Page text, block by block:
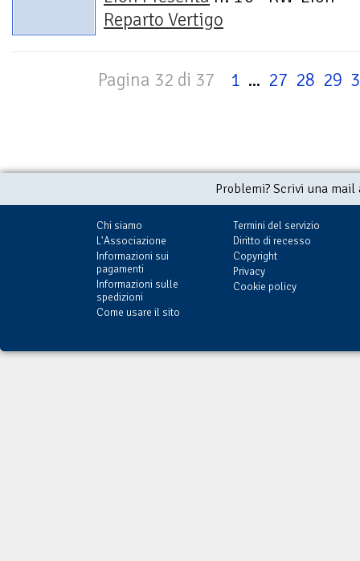
Reparto Vertigo
Pagina 32 di 37 1 ... 27 28 29
Problemi? Scrivi una
Chi siamo
L'Associazione
Informazioni sui
pagamenti
Informazioni sulle
spedizioni
Come usare il sito
Termini del servizio
Diritto di recesso
Copyright
Privacy
Cookie policy